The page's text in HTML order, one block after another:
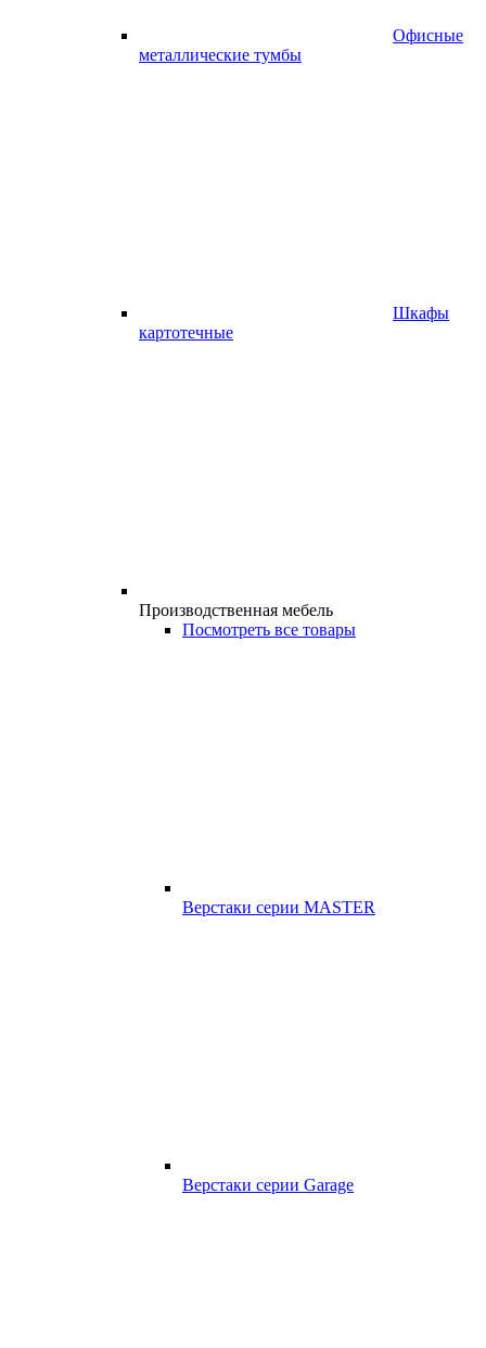
Офисные
металлические тумбы
Шкафы
картотечные
Производственная мебель
Посмотреть все товары
Верстаки серии MASTER
Верстаки серии Garage